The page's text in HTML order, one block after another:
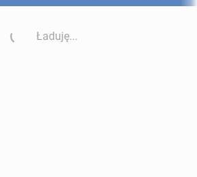
Ładuję...